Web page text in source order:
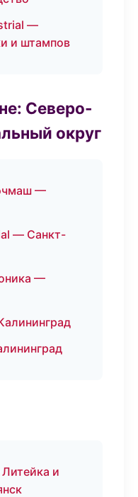
—
и штампов
Северо-
округ
—
— Санкт-
—
и